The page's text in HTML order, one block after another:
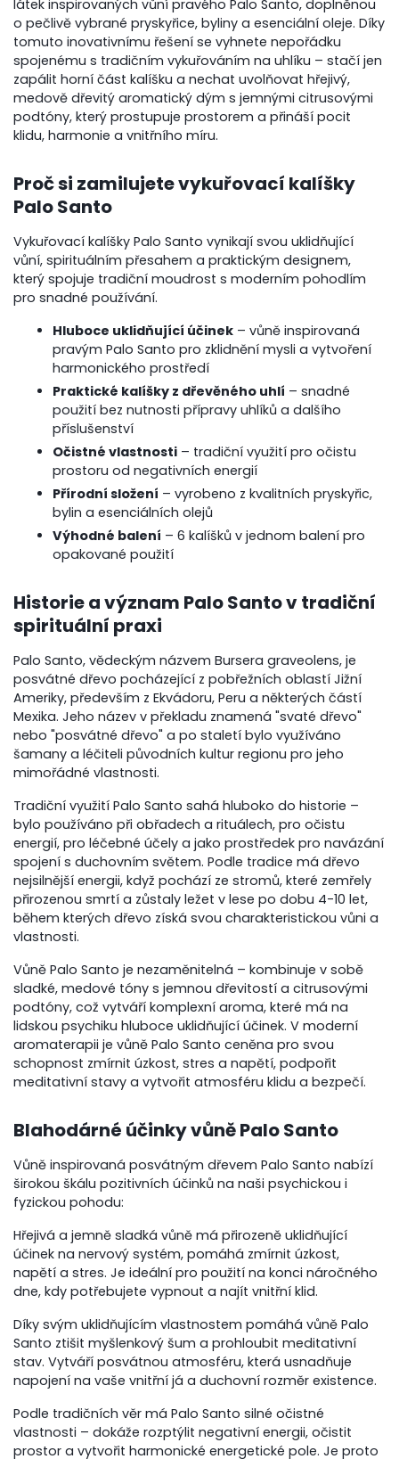
látek inspirovaných vůní pravého Palo Santo, doplněnou
o pečlivě vybrané pryskyřice, byliny a esenciální oleje. Díky
tomuto inovativnímu řešení se vyhnete nepořádku
spojenému s tradičním vykuřováním na uhlíku – stačí jen
zapálit horní část kalíšku a nechat uvolňovat hřejivý,
medově dřevitý aromatický dým s jemnými citrusovými
podtóny, který prostupuje prostorem a přináší pocit
klidu, harmonie a vnitřního míru.
Proč si zamilujete vykuřovací kalíšky
Palo Santo
Vykuřovací kalíšky Palo Santo vynikají svou uklidňující
vůní, spirituálním přesahem a praktickým designem,
který spojuje tradiční moudrost s moderním pohodlím
pro snadné používání.
Hluboce uklidňující účinek – vůně inspirovaná
pravým Palo Santo pro zklidnění mysli a vytvoření
harmonického prostředí
Praktické kalíšky z dřevěného uhlí – snadné
použití bez nutnosti přípravy uhlíků a dalšího
příslušenství
Očistné vlastnosti – tradiční využití pro očistu
prostoru od negativních energií
Přírodní složení – vyrobeno z kvalitních pryskyřic,
bylin a esenciálních olejů
Výhodné balení – 6 kalíšků v jednom balení pro
opakované použití
Historie a význam Palo Santo v tradiční
spirituální praxi
Palo Santo, vědeckým názvem Bursera graveolens, je
posvátné dřevo pocházející z pobřežních oblastí Jižní
Ameriky, především z Ekvádoru, Peru a některých částí
Mexika. Jeho název v překladu znamená "svaté dřevo"
nebo "posvátné dřevo" a po staletí bylo využíváno
šamany a léčiteli původních kultur regionu pro jeho
mimořádné vlastnosti.
Tradiční využití Palo Santo sahá hluboko do historie –
bylo používáno při obřadech a rituálech, pro očistu
energií, pro léčebné účely a jako prostředek pro navázání
spojení s duchovním světem. Podle tradice má dřevo
nejsilnější energii, když pochází ze stromů, které zemřely
přirozenou smrtí a zůstaly ležet v lese po dobu 4-10 let,
během kterých dřevo získá svou charakteristickou vůni a
vlastnosti.
Vůně Palo Santo je nezaměnitelná – kombinuje v sobě
sladké, medové tóny s jemnou dřevitostí a citrusovými
podtóny, což vytváří komplexní aroma, které má na
lidskou psychiku hluboce uklidňující účinek. V moderní
aromaterapii je vůně Palo Santo ceněna pro svou
schopnost zmírnit úzkost, stres a napětí, podpořit
meditativní stavy a vytvořit atmosféru klidu a bezpečí.
Blahodárné účinky vůně Palo Santo
Vůně inspirovaná posvátným dřevem Palo Santo nabízí
širokou škálu pozitivních účinků na naši psychickou i
fyzickou pohodu:
Hřejivá a jemně sladká vůně má přirozeně uklidňující
účinek na nervový systém, pomáhá zmírnit úzkost,
napětí a stres. Je ideální pro použití na konci náročného
dne, kdy potřebujete vypnout a najít vnitřní klid.
Díky svým uklidňujícím vlastnostem pomáhá vůně Palo
Santo ztišit myšlenkový šum a prohloubit meditativní
stav. Vytváří posvátnou atmosféru, která usnadňuje
napojení na vaše vnitřní já a duchovní rozměr existence.
Podle tradičních věr má Palo Santo silné očistné
vlastnosti – dokáže rozptýlit negativní energii, očistit
prostor a vytvořit harmonické energetické pole. Je proto